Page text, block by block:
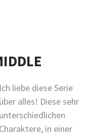
Ich liebe diese Serie
über alles! Diese sehr
unterschiedlichen
Charaktere, in einer